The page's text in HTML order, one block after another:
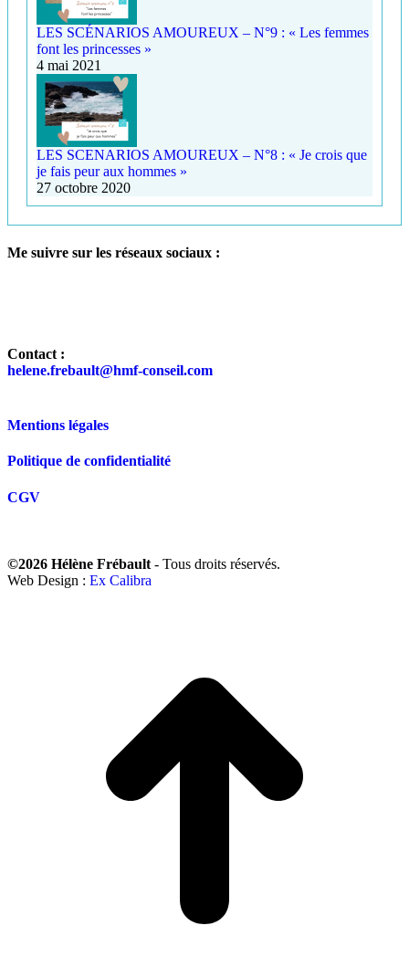
LES SCÉNARIOS AMOUREUX – N°9 : « Les femmes
font les princesses »
4 mai 2021
LES SCENARIOS AMOUREUX – N°8 : « Je crois que
je fais peur aux hommes »
27 octobre 2020
Me suivre sur les réseaux sociaux :
Contact :
helene.frebault@hmf-conseil.com
Mentions légales
Politique de confidentialité
CGV
©2026 Hélène Frébault - Tous droits réservés.
Web Design : Ex Calibra